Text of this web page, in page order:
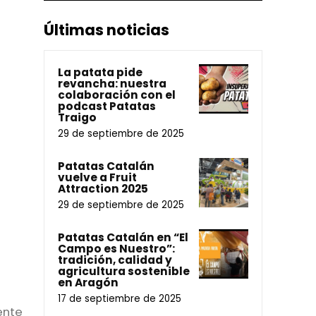
Últimas noticias
La patata pide
revancha: nuestra
colaboración con el
podcast Patatas
Traigo
29 de septiembre de 2025
Patatas Catalán
vuelve a Fruit
Attraction 2025
29 de septiembre de 2025
Patatas Catalán en “El
Campo es Nuestro”:
tradición, calidad y
agricultura sostenible
en Aragón
17 de septiembre de 2025